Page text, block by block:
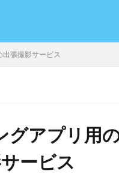
出張撮影サービス
グアプリ用
ービス